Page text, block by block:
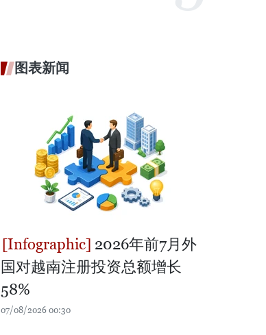
图表新闻
2026年前7月外
国对越南注册投资总额增长
58%
07/08/2026 00:30